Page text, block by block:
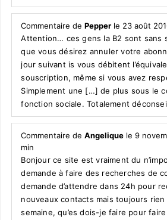
Commentaire dePepper le 23 août
Attention… ces gens la B2 sont sans
que vous désirez annuler votre
jour suivant is vous débitent
souscription, même si vous avez
Simplement une […] de plus sous le
fonction sociale. Totalement
Commentaire deAngelique le 9
min
Bonjour ce site est vraiment du
demande à faire des recherches de
demande d’attendre dans 24h pour
nouveaux contacts mais toujours
semaine, qu’es dois-je faire pour